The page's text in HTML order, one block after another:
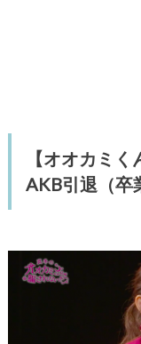
【オオカミ
AKB引退（卒